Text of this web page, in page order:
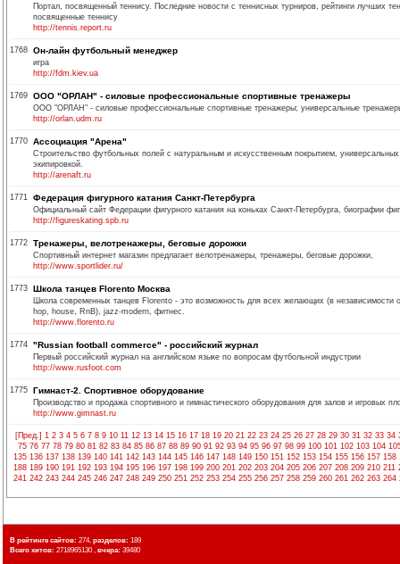
Портал, посвященный теннису. Последние новости с теннисных турниров, рейтинги лучших
посвященные теннису
http://tennis.report.ru
1768 Он-лайн футбольный менеджер
игра
http://fdm.kiev.ua
1769 OOO "ОРЛАН" - силовые профессиональные спортивные тренажеры
OOO "ОРЛАН" - силовые профессиональные спортивные тренажеры; универсальные
http://orlan.udm.ru
1770 Ассоциация "Арена"
Строительство футбольных полей с натуральным и искусственным покрытием,
экипировкой.
http://arenaft.ru
1771 Федерация фигурного катания Санкт-Петербурга
Официальный сайт Федерации фигурного катания на коньках Санкт-Петербурга, биографии
http://figureskating.spb.ru
1772 Тренажеры, велотренажеры, беговые дорожки
Cпортивный интернет магазин предлагает велотренажеры, тренажеры, беговые дорожки,
http://www.sportlider.ru/
1773 Школа танцев Florento Москва
Школа современных танцев Florento - это возможность для всех желающих (в независимости
hop, house, RnB), jazz-modern, фитнес.
http://www.florento.ru
1774 "Russian football commerce" - российский журнал
Первый российский журнал на английском языке по вопросам футбольной индустрии
http://www.rusfoot.com
1775 Гимнаст-2. Спортивное оборудование
Производство и продажа спортивного и гимнастического оборудования для залов и игровых
http://www.gimnast.ru
[Пред.] 1 2 3 4 5 6 7 8 9 10 11 12 13 14 15 16 17 18 19 20 21 22 23 24 25 26 27 28 29 30 31 32 33 34
75 76 77 78 79 80 81 82 83 84 85 86 87 88 89 90 91 92 93 94 95 96 97 98 99 100 101 102 103 104
135 136 137 138 139 140 141 142 143 144 145 146 147 148 149 150 151 152 153 154 155 156 157 158
188 189 190 191 192 193 194 195 196 197 198 199 200 201 202 203 204 205 206 207 208 209 210 211
241 242 243 244 245 246 247 248 249 250 251 252 253 254 255 256 257 258 259 260 261 262 263 264
В рейтинге сайтов: 274, разделов: 189
Всего хитов: 2718965130 , вчера: 39480